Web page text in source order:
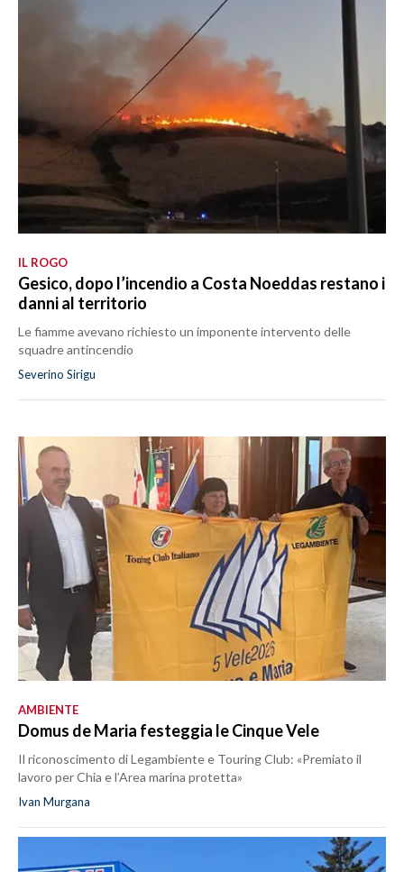
IL ROGO
Gesico, dopo l’incendio a Costa Noeddas restano i
danni al territorio
Le fiamme avevano richiesto un imponente intervento delle
squadre antincendio
Severino Sirigu
AMBIENTE
Domus de Maria festeggia le Cinque Vele
Il riconoscimento di Legambiente e Touring Club: «Premiato il
lavoro per Chia e l’Area marina protetta»
Ivan Murgana